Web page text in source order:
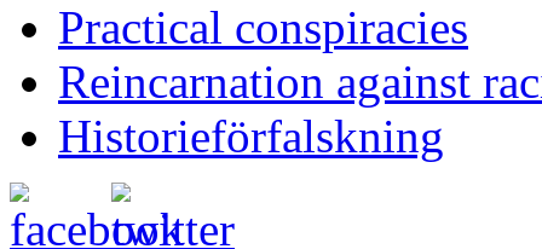
Practical conspiracies
Reincarnation against
Historieförfalskning